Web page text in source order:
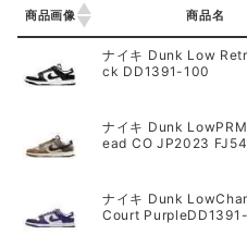
商品画像 商品名
商品名
ナイキ Dunk Low
ck DD1391-100
ナイキ Dunk
ead CO JP2023
ナイキ Dunk
Court